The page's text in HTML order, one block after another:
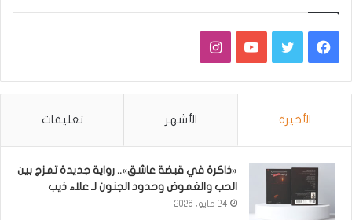
فيسبوكتويتر يوتيوبانستقرام
الأخيرة الأشهر تعليقات
«ذاكرة في قبضة عاشق».. رواية جديدة تمزج بين
الحب والغموض وحدود الجنون لـ علاء ذيب
24 مايو، 2026